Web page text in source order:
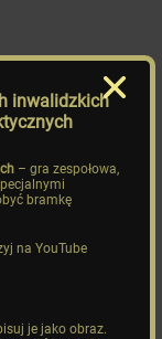
inwalidzkich
– gra zespołowa,
bramkę
na YouTube
je jako obraz.